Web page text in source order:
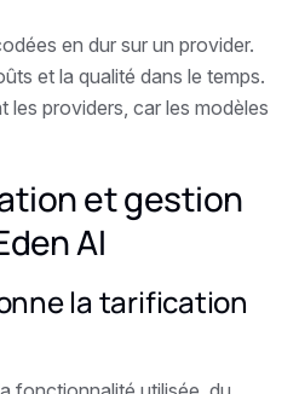
en dur sur un provider.
et la qualité dans le temps.
les providers, car les modèles
et gestion
AI
la tarification